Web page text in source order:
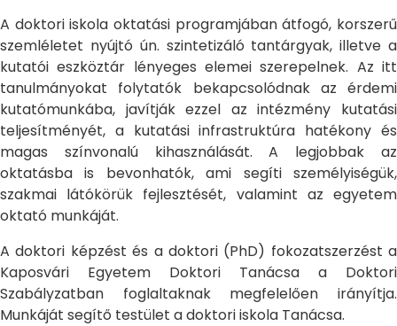
A doktori iskola oktatási programjában átfogó, korszerű
szemléletet nyújtó ún. szintetizáló tantárgyak, illetve a
kutatói eszköztár lényeges elemei szerepelnek. Az itt
tanulmányokat folytatók bekapcsolódnak az érdemi
kutatómunkába, javítják ezzel az intézmény kutatási
teljesítményét, a kutatási infrastruktúra hatékony és
magas színvonalú kihasználását. A legjobbak az
oktatásba is bevonhatók, ami segíti személyiségük,
szakmai látókörük fejlesztését, valamint az egyetem
oktató munkáját.
A doktori képzést és a doktori (PhD) fokozatszerzést a
Kaposvári Egyetem Doktori Tanácsa a Doktori
Szabályzatban foglaltaknak megfelelően irányítja.
Munkáját segítő testület a doktori iskola Tanácsa.